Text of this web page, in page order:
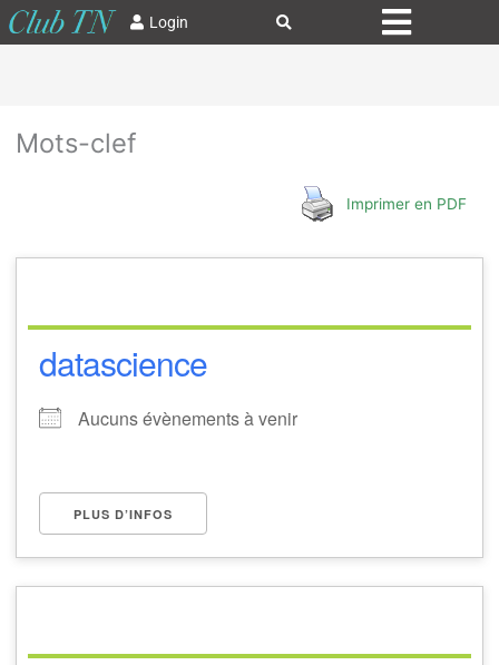
Login
Mots-clef
Imprimer en PDF
datascience
Aucuns évènements à venir
PLUS D’INFOS